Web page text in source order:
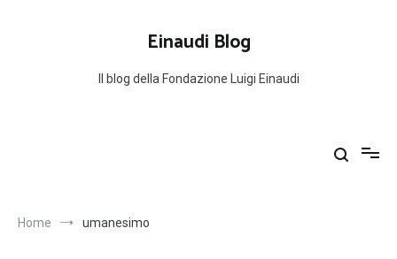
Einaudi Blog
Il blog della Fondazione Luigi Einaudi
Home umanesimo